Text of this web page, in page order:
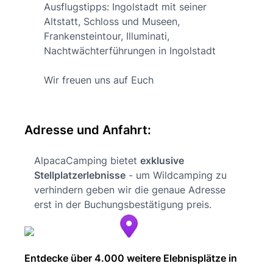
Ausflugstipps: Ingolstadt mit seiner
Altstatt, Schloss und Museen,
Frankensteintour, Illuminati,
Nachtwächterführungen in Ingolstadt
Wir freuen uns auf Euch
Adresse und Anfahrt:
AlpacaCamping bietet exklusive
Stellplatzerlebnisse - um Wildcamping zu
verhindern geben wir die genaue Adresse
erst in der Buchungsbestätigung preis.
Entdecke über 4.000 weitere Elebnisplätze in